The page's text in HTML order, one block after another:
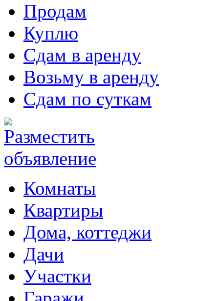
Продам
Куплю
Сдам в аренду
Возьму в аренду
Сдам по суткам
Комнаты
Квартиры
Дома, коттеджи
Дачи
Участки